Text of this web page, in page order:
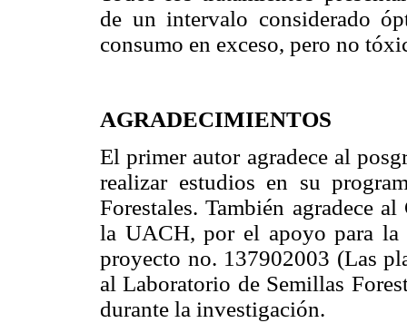
de un intervalo considerado
consumo en exceso, pero no
AGRADECIMIENTOS
El primer autor agradece al
realizar estudios en su
Forestales. También agradece
la UACH, por el apoyo para la
proyecto no. 137902003 (Las
al Laboratorio de Semillas
durante la investigación.